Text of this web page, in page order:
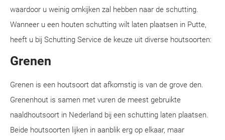
waardoor u weinig omkijken zal hebben naar de schutting.
Wanneer u een houten schutting wilt laten plaatsen in Putte,
heeft u bij Schutting Service de keuze uit diverse houtsoorten:
Grenen
Grenen is een houtsoort dat afkomstig is van de grove den.
Grenenhout is samen met vuren de meest gebruikte
naaldhoutsoort in Nederland bij een schutting laten plaatsen.
Beide houtsoorten lijken in aanblik erg op elkaar, maar